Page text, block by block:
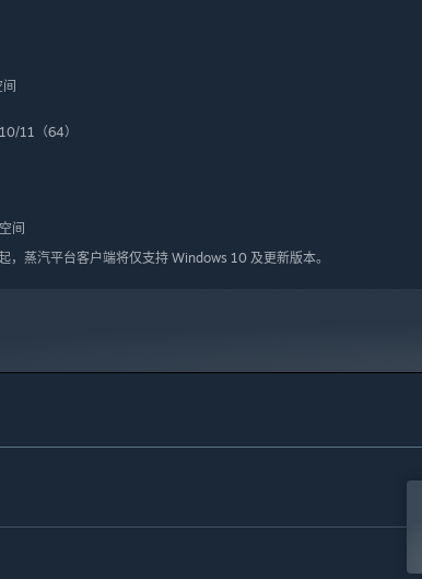
属素材，用于解锁对应的魔法卡片。将这些卡片插入腰带，
11（64）
间
，蒸汽平台客户端将仅支持 Windows 10 及更新版本。